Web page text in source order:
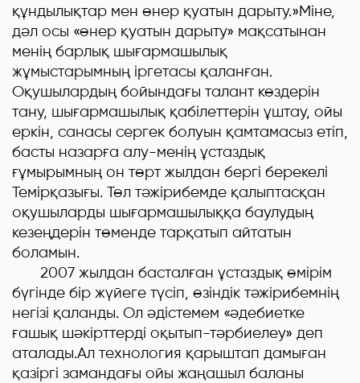
құндылықтар мен өнер қуатын дарыту.»Міне,
дәл осы «өнер қуатын дарыту» мақсатынан
менің барлық шығармашылық
жұмыстарымның іргетасы қаланған.
Оқушылардың бойындағы талант көздерін
тану, шығармашылық қабілеттерін ұштау, ойы
еркін, санасы сергек болуын қамтамасыз етіп,
басты назарға алу-менің ұстаздық
ғұмырымның он төрт жылдан бергі берекелі
Темірқазығы. Төл тәжірибемде қалыптасқан
оқушыларды шығармашылыққа баулудың
кезеңдерін төменде тарқатып айтатын
боламын.
2007 жылдан басталған ұстаздық өмірім
бүгінде бір жүйеге түсіп, өзіндік тәжірибемнің
негізі қаланды. Ол әдістемем «әдебиетке
ғашық шәкірттерді оқытып-тәрбиелеу» деп
аталады.Ал технология қарыштап дамыған
қазіргі замандағы ойы жаңашыл баланы